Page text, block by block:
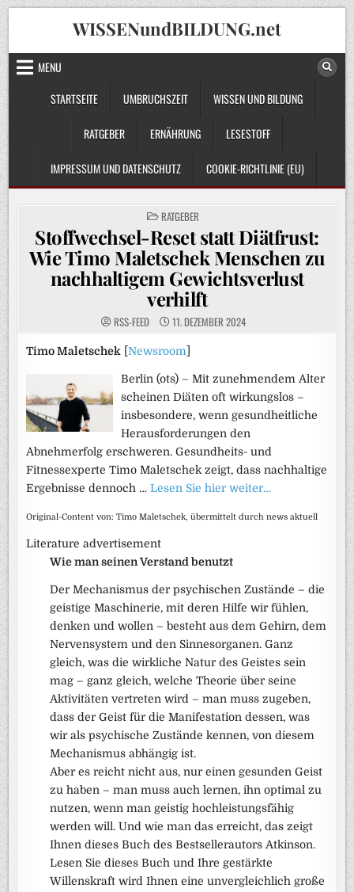
Skip
to
content
WISSENundBILDUNG.net
MENU
STARTSEITE
UMBRUCHSZEIT WISSEN UND BILDUNG
RATGEBER ERNÄHRUNG LESESTOFF
IMPRESSUM UND DATENSCHUTZ COOKIE-RICHTLINIE (EU)
POSTED
IN
RATGEBER
Stoffwechsel-Reset statt Diätfrust:
Wie Timo Maletschek Menschen zu
nachhaltigem Gewichtsverlust
verhilft
RSS-FEED 11. DEZEMBER 2024
Timo Maletschek [Newsroom
Berlin (ots) – Mit zunehmendem Alter
scheinen Diäten oft wirkungslos –
insbesondere, wenn gesundheitliche
Herausforderungen den
Abnehmerfolg erschweren. Gesundheits- und
Fitnessexperte Timo Maletschek zeigt, dass nachhaltige
Ergebnisse dennoch …Lesen Sie hier weiter…
Original-Content von: Timo Maletschek, übermittelt durch news aktuell
Literature advertisement
Wie man seinen Verstand benutzt
Der Mechanismus der psychischen Zustände – die
geistige Maschinerie, mit deren Hilfe wir fühlen,
denken und wollen – besteht aus dem Gehirn, dem
Nervensystem und den Sinnesorganen. Ganz
gleich, was die wirkliche Natur des Geistes sein
mag – ganz gleich, welche Theorie über seine
Aktivitäten vertreten wird – man muss zugeben,
dass der Geist für die Manifestation dessen, was
wir als psychische Zustände kennen, von diesem
Mechanismus abhängig ist.
Aber es reicht nicht aus, nur einen gesunden Geist
zu haben – man muss auch lernen, ihn optimal zu
nutzen, wenn man geistig hochleistungsfähig
werden will. Und wie man das erreicht, das zeigt
Ihnen dieses Buch des Bestsellerautors Atkinson.
Lesen Sie dieses Buch und Ihre gestärkte
Willenskraft wird Ihnen eine unvergleichlich große